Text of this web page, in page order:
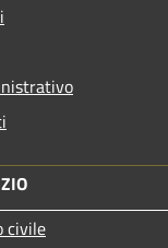
civile